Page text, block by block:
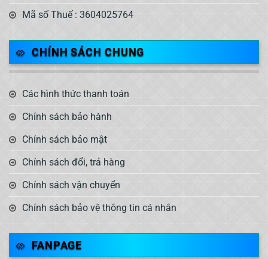
Mã số Thuế : 3604025764
CHÍNH SÁCH CHUNG
Các hình thức thanh toán
Chính sách bảo hành
Chính sách bảo mật
Chính sách đổi, trả hàng
Chính sách vận chuyển
Chính sách bảo vệ thông tin cá nhân
FANPAGE